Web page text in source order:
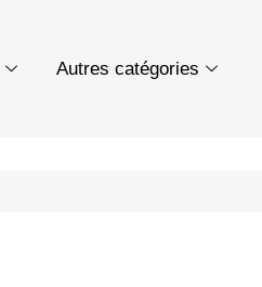
Autres catégories